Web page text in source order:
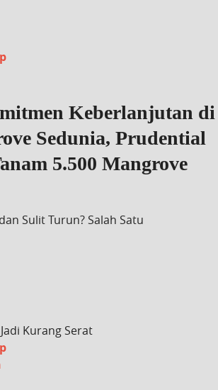
Keberlanjutan di
Sedunia, Prudential
5.500 Mangrove
Sulit Turun? Salah Satu
Kurang Serat